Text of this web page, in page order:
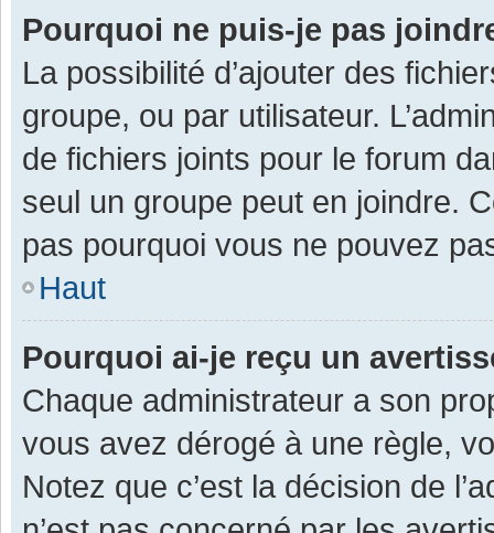
Pourquoi ne puis-je pas
La possibilité d’ajouter des
groupe, ou par utilisateur.
de fichiers joints pour le forum
seul un groupe peut en joindre.
pas pourquoi vous ne pouvez
Haut
Pourquoi ai-je reçu un
Chaque administrateur a son
vous avez dérogé à une règle,
Notez que c’est la décision de